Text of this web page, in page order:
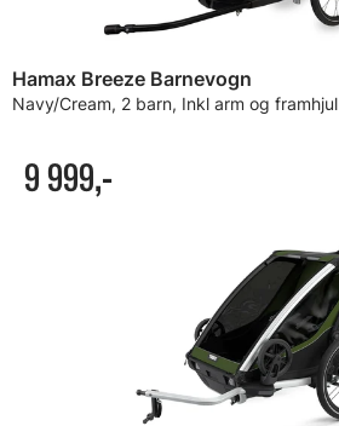
Hamax Breeze Barnevogn
Navy/Cream, 2 barn, Inkl arm og framhjul
9 999,-